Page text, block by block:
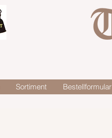
Sortiment Bestellformular